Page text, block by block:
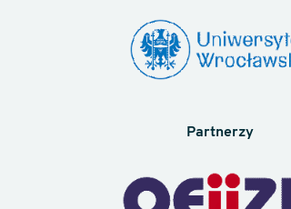
Partnerzy